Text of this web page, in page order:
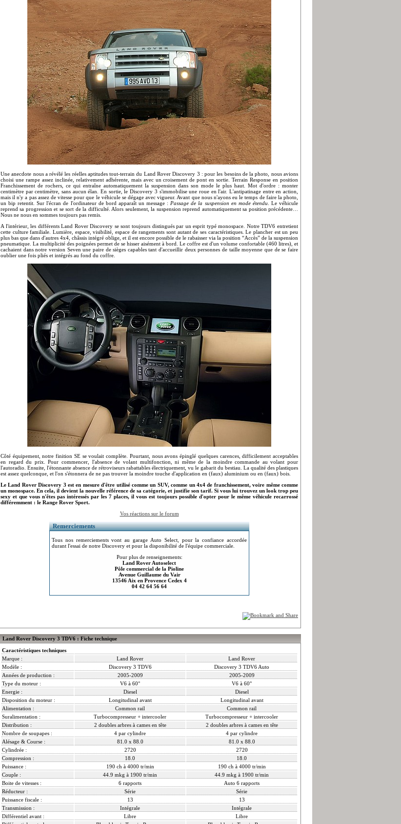
Une anecdote nous a révélé les réelles aptitudes tout-terrain du Land Rover Discovery 3 : pour les besoins de la photo, nous avions
choisi une rampe assez inclinée, relativement adhérente, mais avec un croisement de pont en sortie. Terrain Response en position
Franchissement de rochers, ce qui entraîne automatiquement la suspension dans son mode le plus haut. Mot d'ordre : monter
centimètre par centimètre, sans aucun élan. En sortie, le Discovery 3 s'immobilise une roue en l'air. L'antipatinage entre en action,
mais il n'y a pas assez de vitesse pour que le véhicule se dégage avec vigueur. Avant que nous n'ayons eu le temps de faire la photo,
un bip retentit. Sur l'écran de l'ordinateur de bord apparaît un message : Passage de la suspension en mode étendu . Le véhicule
reprend sa progression et se sort de la difficulté. Alors seulement, la suspension reprend automatiquement sa position précédente…
Nous ne nous en sommes toujours pas remis.
A l'intérieur, les différents Land Rover Discovery se sont toujours distingués par un esprit typé monospace. Notre TDV6 entretient
cette culture familiale. Lumière, espace, visibilité, espace de rangements sont autant de ses caractéristiques. Le plancher est un peu
plus bas que dans d'autres 4x4, châssis intégré oblige, et il est encore possible de le rabaisser via la position “Accès” de la suspension
pneumatique. La multiplicité des poignées permet de se hisser aisément à bord. Le coffre est d'un volume confortable (460 litres), et
cachaient dans notre version Seven une paire de sièges capables tant d'accueillir deux personnes de taille moyenne que de se faire
oublier une fois pliés et intégrés au fond du coffre.
Côté équipement, notre finition SE se voulait complète. Pourtant, nous avons épinglé quelques carences, difficilement acceptables
en regard du prix. Pour commencer, l'absence de volant multifonction, ni même de la moindre commande au volant pour
l'autoradio. Ensuite, l'étonnante absence de rétroviseurs rabattables électriquement, vu le gabarit du bestiau. La qualité des plastiques
est assez quelconque, et l'on s'étonnera de ne pas trouver la moindre touche d'application en (faux) aluminium ou en (faux) bois.
Le Land Rover Discovery 3 est en mesure d'être utilisé comme un SUV, comme un 4x4 de franchissement, voire même comme
un monospace. En cela, il devient la nouvelle référence de sa catégorie, et justifie son tarif. Si vous lui trouvez un look trop peu
sexy et que vous n'êtes pas intéressés par les 7 places, il vous est toujours possible d'opter pour le même véhicule recarrossé
différemment : le Range Rover Sport.
Vos réactions sur le forum
Remerciements
Tous nos remerciements vont au garage Auto Select, pour la confiance accordée
durant l'essai de notre Discovery et pour la disponibilité de l'équipe commerciale.
Pour plus de renseignements:
Land Rover Autoselect
Pôle commercial de la Pioline
Avenue Guillaume du Vair
13546 Aix en Provence Cedex 4
04 42 64 56 64
Land Rover Discovery 3 TDV6 : Fiche technique
Caractéristiques techniques
Marque :
Land Rover
Land Rover
Modèle :
Discovery 3 TDV6
Discovery 3 TDV6 Auto
Années de production :
2005-2009
2005-2009
Type du moteur :
V6 à 60°
V6 à 60°
Energie :
Diesel
Diesel
Disposition du moteur :
Longitudinal avant
Longitudinal avant
Alimentation :
Common rail
Common rail
Suralimentation :
Turbocompresseur + intercooler
Turbocompresseur + intercooler
Distribution :
2 doubles arbres à cames en tête
2 doubles arbres à cames en tête
Nombre de soupapes :
4 par cylindre
4 par cylindre
Alésage & Course :
81.0 x 88.0
81.0 x 88.0
Cylindrée :
2720
2720
Compression :
18.0
18.0
Puissance :
190 ch à 4000 tr/min
190 ch à 4000 tr/min
Couple :
44.9 mkg à 1900 tr/min
44.9 mkg à 1900 tr/min
Boite de vitesses :
6 rapports
Auto 6 rapports
Réducteur :
Série
Série
Puissance fiscale :
13
13
Transmission :
Intégrale
Intégrale
Différentiel avant :
Libre
Libre